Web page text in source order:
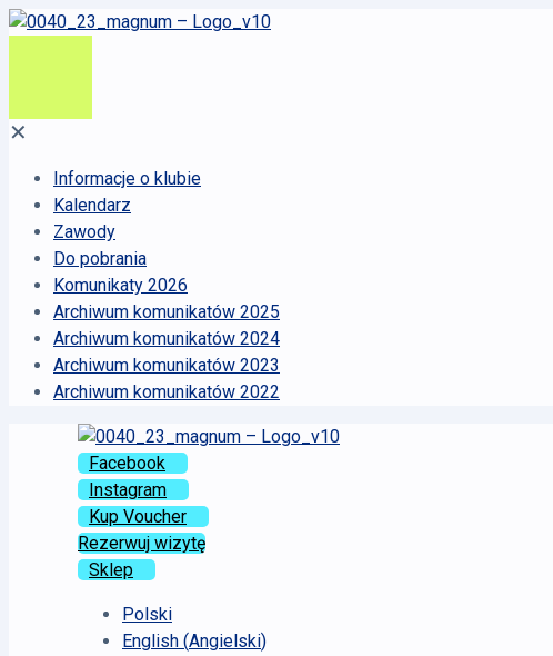
✕
Informacje o klubie
Kalendarz
Zawody
Do pobrania
Komunikaty 2026
Archiwum komunikatów 2025
Archiwum komunikatów 2024
Archiwum komunikatów 2023
Archiwum komunikatów 2022
Facebook
Instagram
Kup Voucher
Rezerwuj wizytę
Sklep
Polski
English (Angielski)